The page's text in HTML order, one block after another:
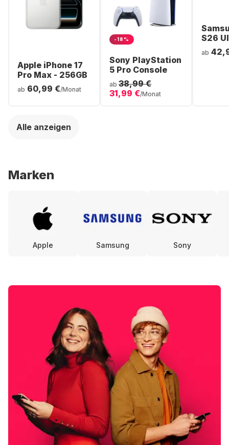
Apple iPhone 17
Pro Max - 256GB
ab 60,99 €/Monat
-18%
Sony PlayStation
5 Pro Console
ab 38,99 €
31,99 €/Monat
S26
ab
Alle anzeigen
Marken
Apple Samsung Sony